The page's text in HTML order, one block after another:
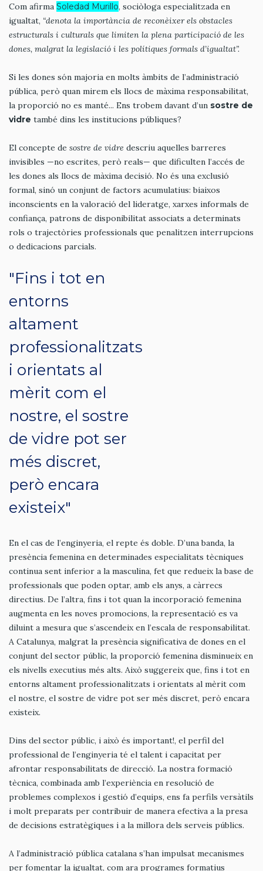
Com afirma Soledad Murillo, sociòloga especialitzada en
igualtat, “denota la importància de reconèixer els obstacles
estructurals i culturals que limiten la plena participació de les
dones, malgrat la legislació i les polítiques formals d’igualtat”.
Si les dones són majoria en molts àmbits de l’administració
pública, però quan mirem els llocs de màxima responsabilitat,
la proporció no es manté... Ens trobem davant d’un sostre de
vidre també dins les institucions públiques?
El concepte de sostre de vidre descriu aquelles barreres
invisibles —no escrites, però reals— que dificulten l’accés de
les dones als llocs de màxima decisió. No és una exclusió
formal, sinó un conjunt de factors acumulatius: biaixos
inconscients en la valoració del lideratge, xarxes informals de
confiança, patrons de disponibilitat associats a determinats
rols o trajectòries professionals que penalitzen interrupcions
o dedicacions parcials.
"Fins i tot en
entorns
altament
professionalitzats
i orientats al
mèrit com el
nostre, el sostre
de vidre pot ser
més discret,
però encara
existeix"
En el cas de l’enginyeria, el repte és doble. D’una banda, la
presència femenina en determinades especialitats tècniques
continua sent inferior a la masculina, fet que redueix la base de
professionals que poden optar, amb els anys, a càrrecs
directius. De l’altra, fins i tot quan la incorporació femenina
augmenta en les noves promocions, la representació es va
diluint a mesura que s’ascendeix en l’escala de responsabilitat.
A Catalunya, malgrat la presència significativa de dones en el
conjunt del sector públic, la proporció femenina disminueix en
els nivells executius més alts. Això suggereix que, fins i tot en
entorns altament professionalitzats i orientats al mèrit com
el nostre, el sostre de vidre pot ser més discret, però encara
existeix.
Dins del sector públic, i això és important!, el perfil del
professional de l’enginyeria té el talent i capacitat per
afrontar responsabilitats de direcció. La nostra formació
tècnica, combinada amb l’experiència en resolució de
problemes complexos i gestió d’equips, ens fa perfils versàtils
i molt preparats per contribuir de manera efectiva a la presa
de decisions estratègiques i a la millora dels serveis públics.
A l’administració pública catalana s’han impulsat mecanismes
per fomentar la igualtat, com ara programes formatius